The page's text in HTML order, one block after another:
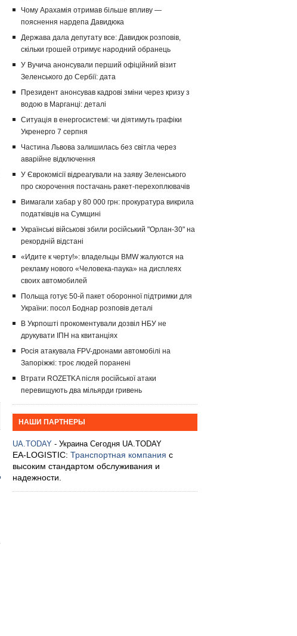
Чому Арахамія отримав більше впливу —
пояснення нардепа Давидюка
Держава дала депутату все: Давидюк розповів,
скільки грошей отримує народний обранець
У Вучича анонсували перший офіційний візит
Зеленського до Сербії: дата
Президент анонсував кадрові зміни через кризу з
водою в Марганці: деталі
Ситуація в енергосистемі: чи діятимуть графіки
Укренерго 7 серпня
Частина Львова залишилась без світла через
аварійне відключення
У Єврокомісії відреагували на заяву Зеленського
про скорочення постачань ракет-перехоплювачів
Вимагали хабар у 80 000 грн: прокуратура викрила
податківців на Сумщині
Українські військові збили російський "Орлан-30" на
рекордній відстані
«Идите к черту!»: владельцы BMW жалуются на
рекламу нового «Человека-паука» на дисплеях
своих автомобилей
Польща готує 50-й пакет оборонної підтримки для
України: посол Боднар розповів деталі
В Укрпошті прокоментували дозвіл НБУ не
друкувати ІПН на квитанціях
Росія атакувала FPV-дронами автомобілі на
Запоріжжі: троє людей поранені
Втрати ROZETKA після російської атаки
перевищують два мільярди гривень
НАШИ ПАРТНЕРЫ
UA.TODAY - Украина Сегодня UA.TODAY
EA-LOGISTIC: Транспортная компания с
высоким стандартом обслуживания и
надежности.